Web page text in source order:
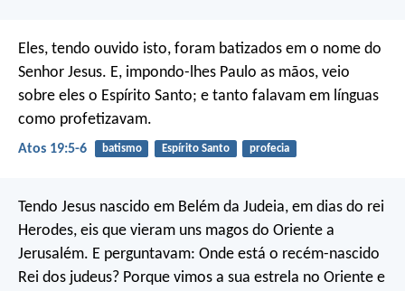
Eles, tendo ouvido isto, foram batizados em o nome do
Senhor Jesus. E, impondo-lhes Paulo as mãos, veio
sobre eles o Espírito Santo; e tanto falavam em línguas
como profetizavam.
Atos 19:5-6 batismo Espírito Santo profecia
Tendo Jesus nascido em Belém da Judeia, em dias do rei
Herodes, eis que vieram uns magos do Oriente a
Jerusalém. E perguntavam: Onde está o recém-nascido
Rei dos judeus? Porque vimos a sua estrela no Oriente e